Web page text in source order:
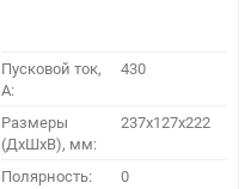
Пусковой ток,
A:
430
Размеры
(ДхШхВ), мм:
237x127x222
Полярность: 0